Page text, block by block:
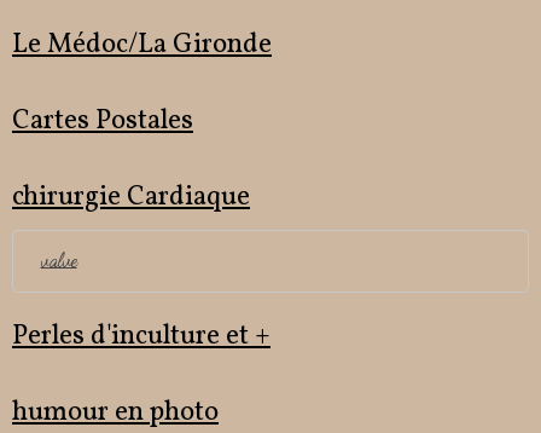
Le Médoc/La Gironde
Cartes Postales
chirurgie Cardiaque
valve
Perles d'inculture et +
humour en photo